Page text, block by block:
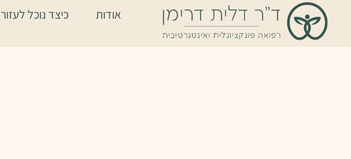
אודות כיצד נוכל לעזור